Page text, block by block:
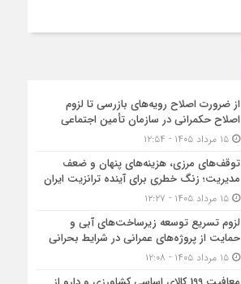
از ضرورت اصلاح رویه‌های بازرسی تا لزوم
اصلاح حکمرانی در سازمان تأمین اجتماعی
۱۵ مرداد ۱۴۰۵ - ۱۲:۵۴
توقف‌های مرزی، هزینه‌های پنهان و ضعف
مدیریت؛ زنگ خطری برای آینده ترانزیت ایران
۱۵ مرداد ۱۴۰۵ - ۱۲:۲۷
لزوم تسریع توسعه زیرساخت‌های آبی و
حمایت از پروژه‌های عمرانی در شرایط بحرانی
۱۵ مرداد ۱۴۰۵ - ۱۲:۰۸